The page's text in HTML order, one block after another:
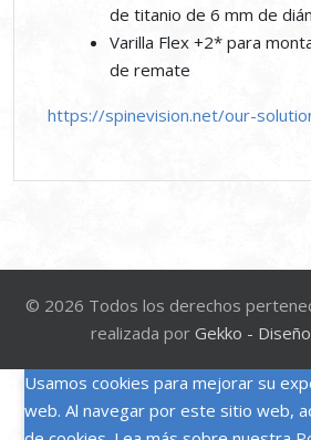
de titanio de 6 mm de
Varilla Flex +2* para
de remate
https://spinevision.net/our-
© 2026 Todos los derechos
realizada por Gekko -
Usamos cookies para mejorar su
web. Al navegar por este sitio web,